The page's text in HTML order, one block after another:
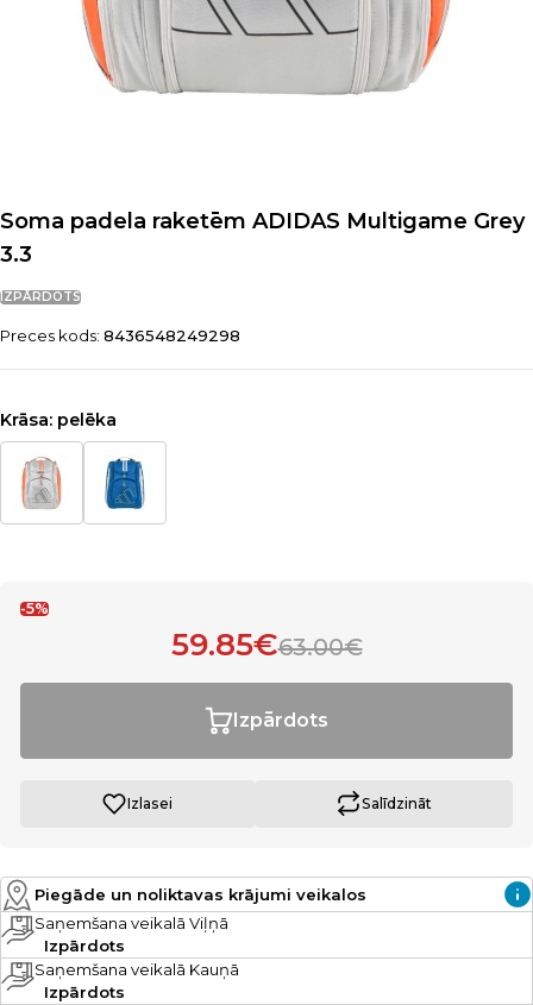
Soma padela raketēm ADIDAS Multigame Grey
3.3
IZPĀRDOTS
Preces kods: 8436548249298
Krāsa: pelēka
-5%
59.85€63.00€
Izpārdots
Izlasei Salīdzināt
Piegāde un noliktavas krājumi veikalos
Saņemšana veikalā Viļņā
Izpārdots
Saņemšana veikalā Kauņā
Izpārdots